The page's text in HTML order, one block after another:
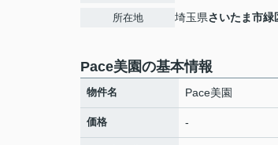
所在地 埼玉県さいたま市緑
Pace美園の基本情報
物件名 Pace美園
価格 -